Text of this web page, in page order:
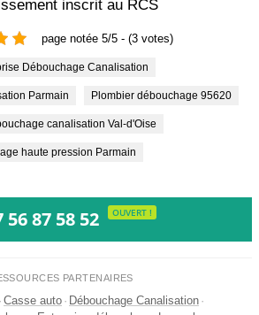
inscrit au RCS
page notée 5/5 - (3 votes)
Débouchage Canalisation
Parmain Plombier débouchage 95620
canalisation Val-d'Oise
haute pression Parmain
56 87 58 52 OUVERT !
PARTENAIRES
· Casse auto · Débouchage Canalisation ·